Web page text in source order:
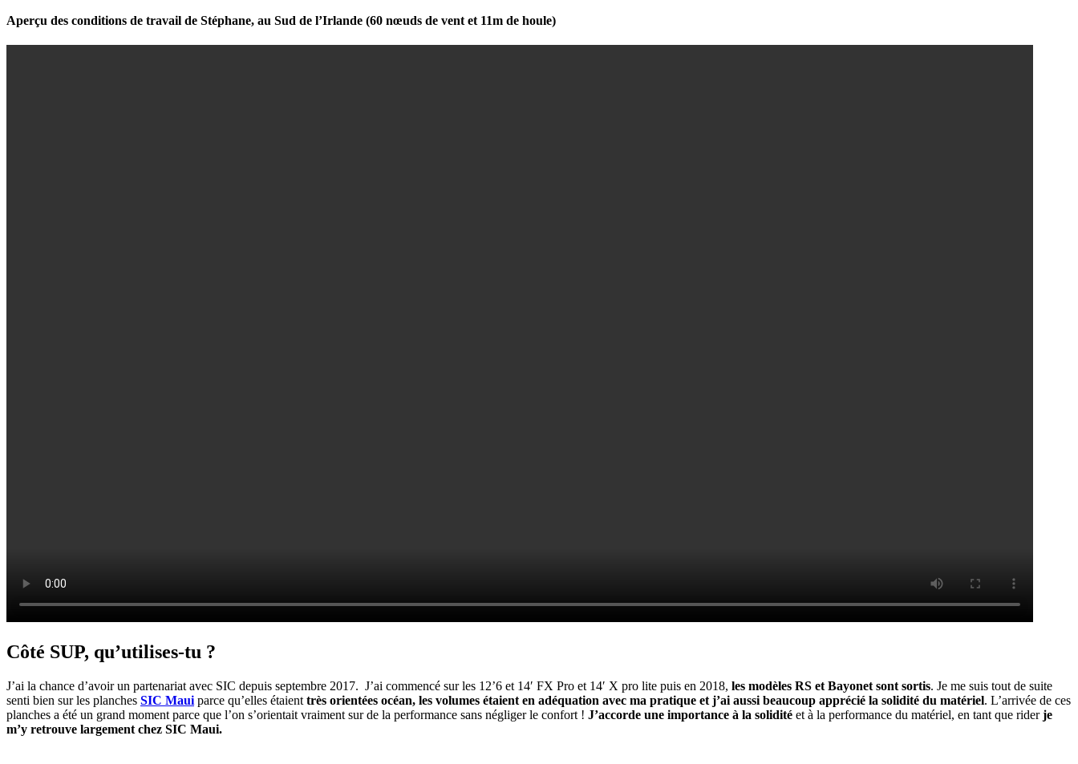
Aperçu des conditions de travail de Stéphane, au Sud de l’Irlande (60 nœuds de vent et 11m de houle)
Côté SUP, qu’utilises-tu ?
J’ai la chance d’avoir un partenariat avec SIC depuis septembre 2017. J’ai commencé sur les 12’6 et 14′ FX Pro et 14′ X pro lite puis en 2018, les modèles RS et Bayonet sont sortis. Je me suis tout de suite
senti bien sur les planches SIC Maui parce qu’elles étaient très orientées océan, les volumes étaient en adéquation avec ma pratique et j’ai aussi beaucoup apprécié la solidité du matériel. L’arrivée de ces
planches a été un grand moment parce que l’on s’orientait vraiment sur de la performance sans négliger le confort ! J’accorde une importance à la solidité et à la performance du matériel, en tant que riderje
m’y retrouve largement chez SIC Maui.